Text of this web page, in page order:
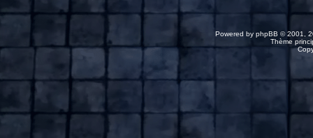
Powered by phpBB © 2001,
Thème